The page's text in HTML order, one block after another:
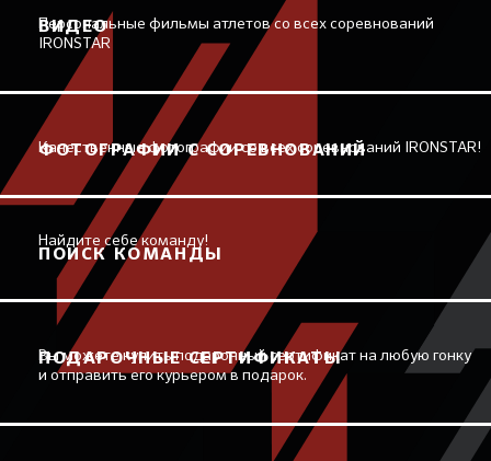
ВИДЕО
Персональные фильмы атлетов со всех соревнований
IRONSTAR
ФОТОГРАФИИ С СОРЕВНОВАНИЙ
Качественные фотографии со всех соревнований IRONSTAR!
ПОИСК КОМАНДЫ
Найдите себе команду!
ПОДАРОЧНЫЕ СЕРТИФИКАТЫ
Вы можете купить подарочный сертификат на любую гонку
и отправить его курьером в подарок.